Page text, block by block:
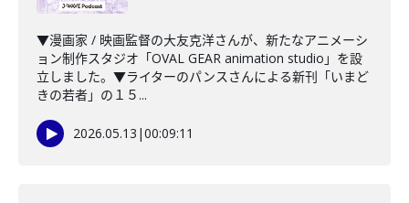
▼漫画家 / 映画監督の大友克洋さんが、新たなアニメーシ
ョン制作スタジオ「OVAL GEAR animation studio」を設
立しました。▼ライターのパンスさんによる新刊「いまど
きの若者」の１５...
2026.05.13 |00:09:11